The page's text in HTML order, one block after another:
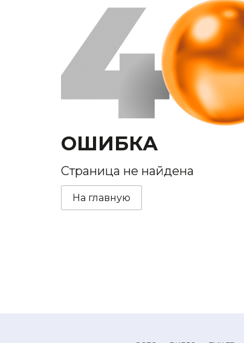
ОШИБКА
Страница не найдена
На главную